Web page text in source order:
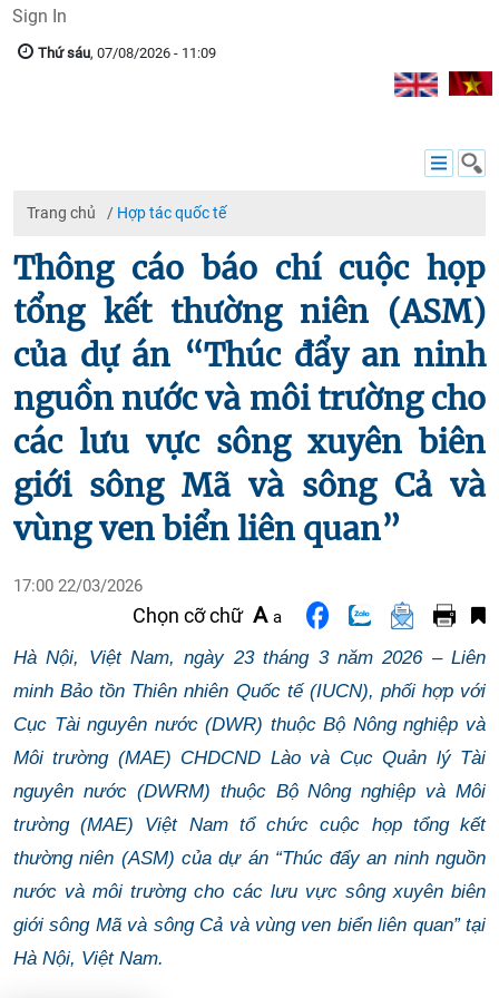
Sign In
Thứ sáu, 07/08/2026 - 11:09
Trang chủ / Hợp tác quốc tế
Thông cáo báo chí cuộc họp
tổng kết thường niên (ASM)
của dự án “Thúc đẩy an ninh
nguồn nước và môi trường cho
các lưu vực sông xuyên biên
giới sông Mã và sông Cả và
vùng ven biển liên quan”
17:00 22/03/2026
Chọn cỡ chữ A a
Hà Nội, Việt Nam, ngày 23 tháng 3 năm 2026 – Liên
minh Bảo tồn Thiên nhiên Quốc tế (IUCN), phối hợp với
Cục Tài nguyên nước (DWR) thuộc Bộ Nông nghiệp và
Môi trường (MAE) CHDCND Lào và Cục Quản lý Tài
nguyên nước (DWRM) thuộc Bộ Nông nghiệp và Môi
trường (MAE) Việt Nam tổ chức cuộc họp tổng kết
thường niên (ASM) của dự án “Thúc đẩy an ninh nguồn
nước và môi trường cho các lưu vực sông xuyên biên
giới sông Mã và sông Cả và vùng ven biển liên quan” tại
Hà Nội, Việt Nam.